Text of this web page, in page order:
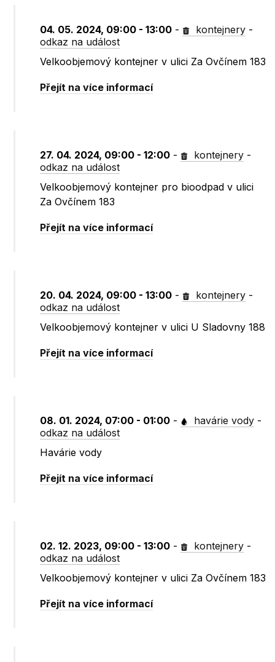
04. 05. 2024, 09:00 - 13:00 - kontejnery -
odkaz na událost
Velkoobjemový kontejner v ulici Za Ovčínem 183
Přejít na více informací
27. 04. 2024, 09:00 - 12:00 - kontejnery -
odkaz na událost
Velkoobjemový kontejner pro bioodpad v ulici
Za Ovčínem 183
Přejít na více informací
20. 04. 2024, 09:00 - 13:00 - kontejnery -
odkaz na událost
Velkoobjemový kontejner v ulici U Sladovny 188
Přejít na více informací
08. 01. 2024, 07:00 - 01:00 - havárie vody -
odkaz na událost
Havárie vody
Přejít na více informací
02. 12. 2023, 09:00 - 13:00 - kontejnery -
odkaz na událost
Velkoobjemový kontejner v ulici Za Ovčínem 183
Přejít na více informací